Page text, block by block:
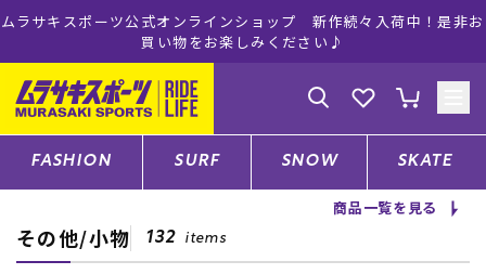
ムラサキスポーツ公式オンラインショップ 新作続々入荷中！是非お
買い物をお楽しみください♪
ゲスト様
ログイン 会員登録
店舗一覧
FASHION SURF SNOW SKATE
商品一覧を見る
その他/小物 132 items